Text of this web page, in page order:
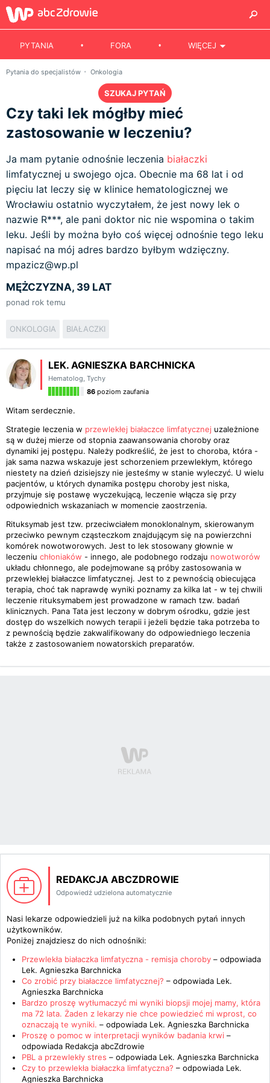
PYTANIA FORA WIĘCEJ
Pytania do specjalistów Onkologia
SZUKAJ PYTAŃ
Czy taki lek mógłby mieć
zastosowanie w leczeniu?
Ja mam pytanie odnośnie leczenia białaczki
limfatycznej u swojego ojca. Obecnie ma 68 lat i od
pięciu lat leczy się w klinice hematologicznej we
Wrocławiu ostatnio wyczytałem, że jest nowy lek o
nazwie R***, ale pani doktor nic nie wspomina o takim
leku. Jeśli by można było coś więcej odnośnie tego leku
napisać na mój adres bardzo byłbym wdzięczny.
mpazicz@wp.pl
MĘŻCZYZNA, 39 LAT
ponad rok temu
ONKOLOGIA BIAŁACZKI
LEK. AGNIESZKA BARCHNICKA
Hematolog, Tychy
86 poziom zaufania
Witam serdecznie.
Strategie leczenia w przewlekłej białaczce limfatycznej uzależnione
są w dużej mierze od stopnia zaawansowania choroby oraz
dynamiki jej postępu. Należy podkreślić, że jest to choroba, która -
jak sama nazwa wskazuje jest schorzeniem przewlekłym, którego
niestety na dzień dzisiejszy nie jesteśmy w stanie wyleczyć. U wielu
pacjentów, u których dynamika postępu choroby jest niska,
przyjmuje się postawę wyczekującą, leczenie włącza się przy
odpowiednich wskazaniach w momencie zaostrzenia.
Rituksymab jest tzw. przeciwciałem monoklonalnym, skierowanym
przeciwko pewnym cząsteczkom znajdującym się na powierzchni
komórek nowotworowych. Jest to lek stosowany głownie w
leczeniu chłoniaków - innego, ale podobnego rodzaju nowotworów
układu chłonnego, ale podejmowane są próby zastosowania w
przewlekłej białaczce limfatycznej. Jest to z pewnością obiecująca
terapia, choć tak naprawdę wyniki poznamy za kilka lat - w tej chwili
leczenie rituksymabem jest prowadzone w ramach tzw. badań
klinicznych. Pana Tata jest leczony w dobrym ośrodku, gdzie jest
dostęp do wszelkich nowych terapii i jeżeli będzie taka potrzeba to
z pewnością będzie zakwalifikowany do odpowiedniego leczenia
także z zastosowaniem nowatorskich preparatów.
REDAKCJA ABCZDROWIE
Odpowiedź udzielona automatycznie
Nasi lekarze odpowiedzieli już na kilka podobnych pytań innych
użytkowników.
Poniżej znajdziesz do nich odnośniki:
Przewlekła białaczka limfatyczna - remisja choroby – odpowiada
Lek. Agnieszka Barchnicka
Co zrobić przy białaczce limfatycznej? – odpowiada Lek.
Agnieszka Barchnicka
Bardzo proszę wytłumaczyć mi wyniki biopsji mojej mamy, która
ma 72 lata. Żaden z lekarzy nie chce powiedzieć mi wprost, co
oznaczają te wyniki. – odpowiada Lek. Agnieszka Barchnicka
Proszę o pomoc w interpretacji wyników badania krwi –
odpowiada Redakcja abcZdrowie
PBL a przewlekły stres – odpowiada Lek. Agnieszka Barchnicka
Czy to przewlekła białaczka limfatyczna? – odpowiada Lek.
Agnieszka Barchnicka